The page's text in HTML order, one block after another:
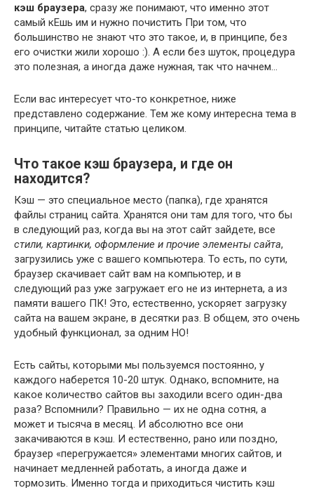
кэш браузера, сразу же понимают, что именно этот
самый кЕшь им и нужно почистить При том, что
большинство не знают что это такое, и, в принципе, без
его очистки жили хорошо :). А если без шуток, процедура
это полезная, а иногда даже нужная, так что начнем…
Если вас интересует что-то конкретное, ниже
представлено содержание. Тем же кому интересна тема в
принципе, читайте статью целиком.
Что такое кэш браузера, и где он
находится?
Кэш — это специальное место (папка), где хранятся
файлы страниц сайта. Хранятся они там для того, что бы
в следующий раз, когда вы на этот сайт зайдете, все
стили, картинки, оформление и прочие элементы сайта,
загрузились уже с вашего компьютера. То есть, по сути,
браузер скачивает сайт вам на компьютер, и в
следующий раз уже загружает его не из интернета, а из
памяти вашего ПК! Это, естественно, ускоряет загрузку
сайта на вашем экране, в десятки раз. В общем, это очень
удобный функционал, за одним НО!
Есть сайты, которыми мы пользуемся постоянно, у
каждого наберется 10-20 штук. Однако, вспомните, на
какое количество сайтов вы заходили всего один-два
раза? Вспомнили? Правильно — их не одна сотня, а
может и тысяча в месяц. И абсолютно все они
закачиваются в кэш. И естественно, рано или поздно,
браузер «перегружается» элементами многих сайтов, и
начинает медленней работать, а иногда даже и
тормозить. Именно тогда и приходиться чистить кэш